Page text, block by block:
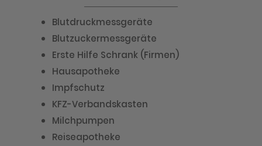
Blutdruckmessgeräte
Blutzuckermessgeräte
Erste Hilfe Schrank (Firmen)
Hausapotheke
Impfschutz
KFZ-Verbandskasten
Milchpumpen
Reiseapotheke